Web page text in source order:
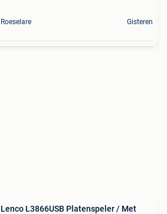
Roeselare Gisteren
Lenco L3866USB Platenspeler / Met